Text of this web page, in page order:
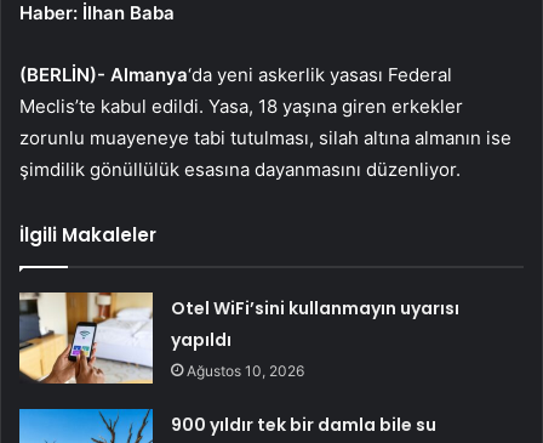
Haber: İlhan Baba
(BERLİN)- Almanya‘da yeni askerlik yasası Federal
Meclis’te kabul edildi. Yasa, 18 yaşına giren erkekler
zorunlu muayeneye tabi tutulması, silah altına almanın ise
şimdilik gönüllülük esasına dayanmasını düzenliyor.
İlgili Makaleler
Otel WiFi’sini kullanmayın uyarısı
yapıldı
Ağustos 10, 2026
900 yıldır tek bir damla bile su